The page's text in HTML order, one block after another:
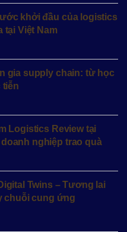
khởi đầu của logistics
tại Việt Nam
gia supply chain: từ học
tiễn
Logistics Review tại
nghiệp trao quà
Twins – Tương lai
chuỗi cung ứng